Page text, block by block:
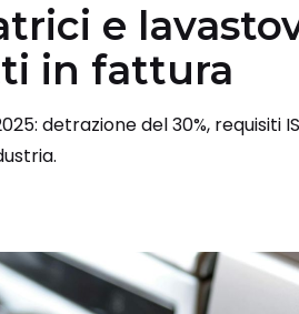
e
in fattura
detrazione del 30%, requisiti